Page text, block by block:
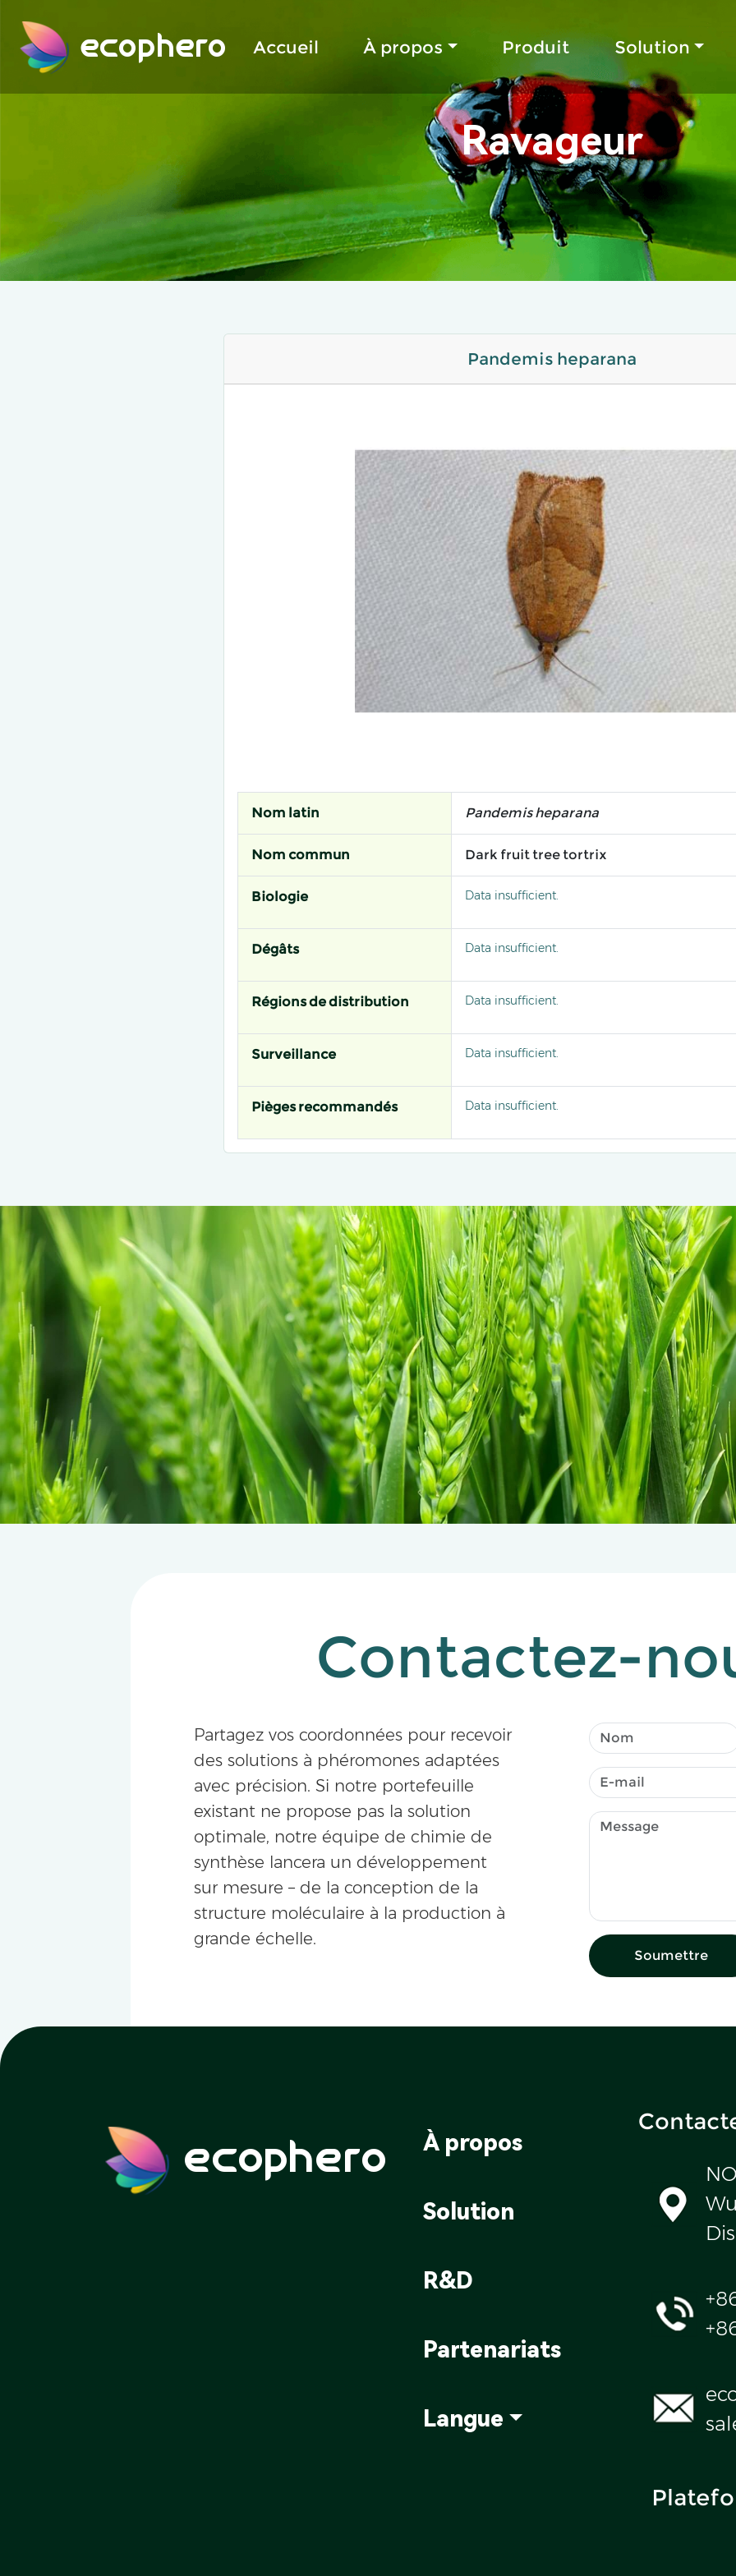
ecophero Accueil À propos Produit Solution
Ravageur
Pandemis heparana
Nom latin Pandemis heparana
Nom commun Dark fruit tree tortrix
Biologie Data insufficient.
Dégâts Data insufficient.
Régions de distribution Data insufficient.
Surveillance Data insufficient.
Pièges recommandés Data insufficient.
Contactez-
Partagez vos coordonnées pour recevoir
des solutions à phéromones adaptées
avec précision. Si notre portefeuille
existant ne propose pas la solution
optimale, notre équipe de chimie de
synthèse lancera un développement
sur mesure – de la conception de la
structure moléculaire à la production à
grande échelle.
Soumettre
ecophero À propos
Solution
R&D
Partenariats
Langue